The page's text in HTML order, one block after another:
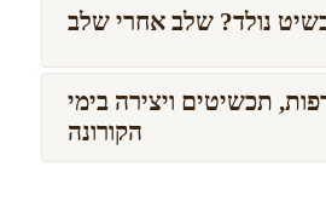
נולד? שלב אחרי שלב
תכשיטים ויצירה בימי
הקורונה